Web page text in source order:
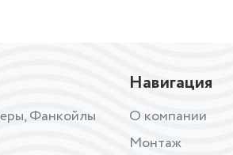
Фанкойлы
Навигация
О компании
Монтаж